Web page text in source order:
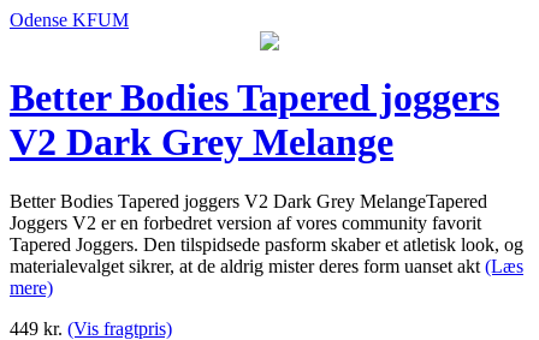
Odense KFUM
Better Bodies Tapered joggers
V2 Dark Grey Melange
Better Bodies Tapered joggers V2 Dark Grey MelangeTapered
Joggers V2 er en forbedret version af vores community favorit
Tapered Joggers. Den tilspidsede pasform skaber et atletisk look, og
materialevalget sikrer, at de aldrig mister deres form uanset akt (Læs
mere)
449 kr. (Vis fragtpris)